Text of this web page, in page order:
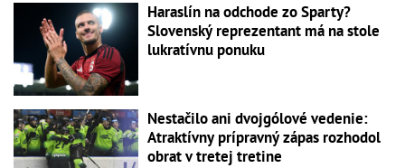
Haraslín na odchode zo Sparty?
Slovenský reprezentant má na stole
lukratívnu ponuku
Nestačilo ani dvojgólové vedenie:
Atraktívny prípravný zápas rozhodol
obrat v tretej tretine